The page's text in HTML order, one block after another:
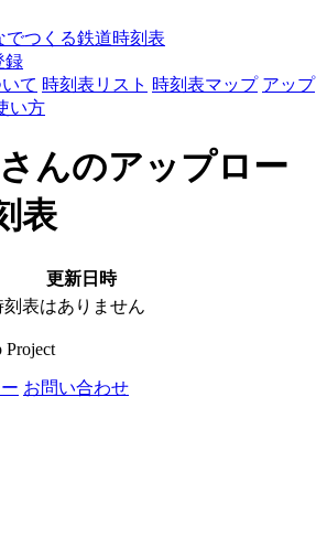
でつくる鉄道時刻表
録
て 時刻表リスト 時刻表マップ アップ
い方
んのアップロー
表
更新日時
表はありません
Project
お問い合わせ